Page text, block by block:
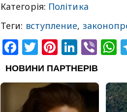
Категорія: Політика
Теги: вступление,
Facebook
Twitter
Pinterest